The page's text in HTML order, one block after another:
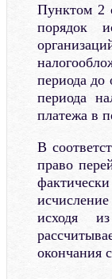
Пунктом 2
порядок
периода до
периода
платежа в
В
право
исходя
окончания